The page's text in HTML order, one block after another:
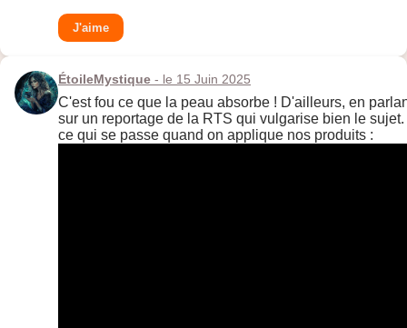
J'aime
ÉtoileMystique - le 15 Juin 2025
C'est fou ce que la peau absorbe ! D'ailleurs, en
sur un reportage de la RTS qui vulgarise bien le
ce qui se passe quand on applique nos produits :